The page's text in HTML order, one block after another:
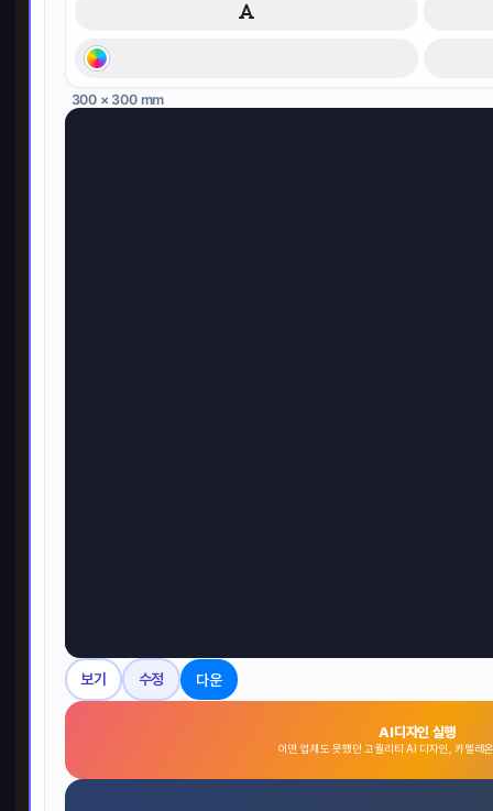
300 × 300 mm
보기 수정 다운
AI디자인 실행
어떤 업체도 못했던 고퀄리티 AI 디자인, 카멜레